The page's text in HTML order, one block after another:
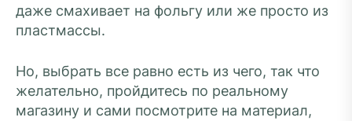
даже смахивает на фольгу или же просто из
пластмассы.
Но, выбрать все равно есть из чего, так что
желательно, пройдитесь по реальному
магазину и сами посмотрите на материал,